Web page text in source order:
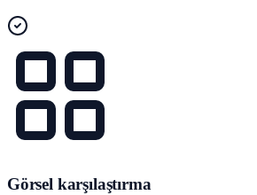
Görsel karşılaştırma